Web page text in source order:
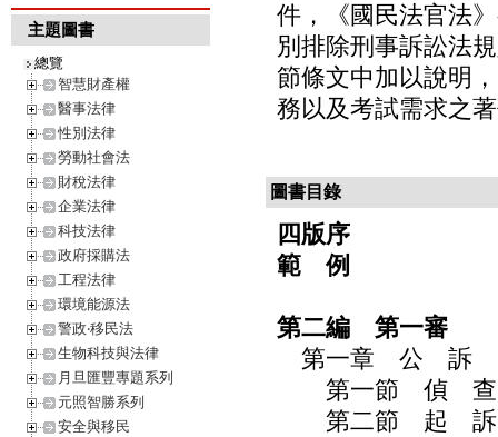
主題圖書
總覽
智慧財產權
醫事法律
性別法律
勞動社會法
財稅法律
企業法律
科技法律
政府採購法
工程法律
環境能源法
警政‧移民法
生物科技與法律
月旦匯豐專題系列
元照智勝系列
安全與移民
件，《國民法官法
別排除刑事訴訟法
節條文中加以說明
務以及考試需求之
圖書目錄
四版序
範 例
第二編 第一審
第一章 公 訴
第一節 偵 查
第二節 起 訴